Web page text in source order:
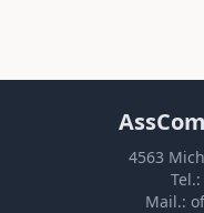
4563
Tel.:
Mail.: